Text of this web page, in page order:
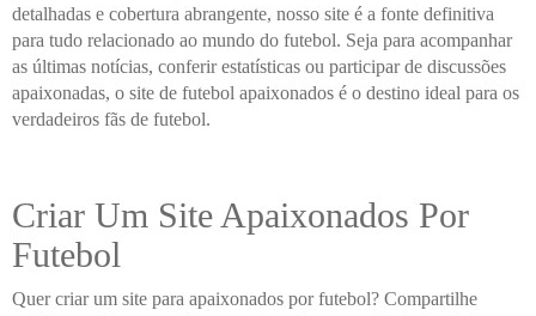
detalhadas e cobertura abrangente, nosso site é a fonte definitiva
para tudo relacionado ao mundo do futebol. Seja para acompanhar
as últimas notícias, conferir estatísticas ou participar de discussões
apaixonadas, o site de futebol apaixonados é o destino ideal para os
verdadeiros fãs de futebol.
Criar Um Site Apaixonados Por
Futebol
Quer criar um site para apaixonados por futebol? Compartilhe